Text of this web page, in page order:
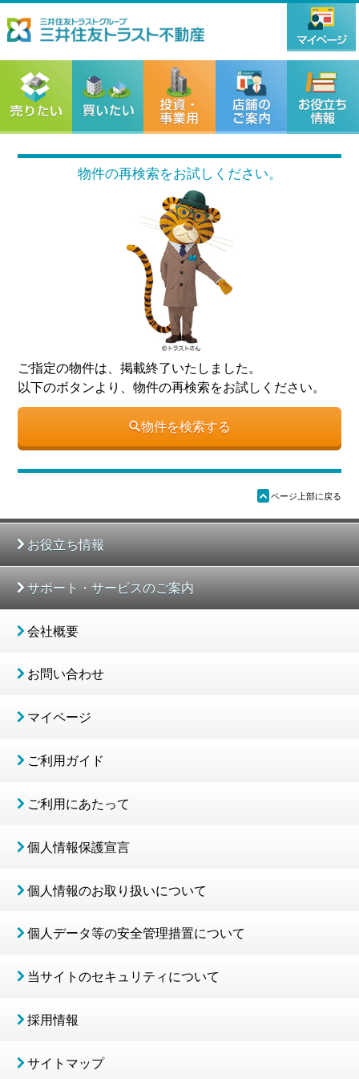
物件の再検索をお試しください。
ご指定の物件は、掲載終了いたしました。
以下のボタンより、物件の再検索をお試しください。
物件を検索する
ü ページ上部に戻る
お役立ち情報
サポート・サービスのご案内
会社概要
お問い合わせ
マイページ
ご利用ガイド
ご利用にあたって
個人情報保護宣言
個人情報のお取り扱いについて
個人データ等の安全管理措置について
当サイトのセキュリティについて
採用情報
サイトマップ